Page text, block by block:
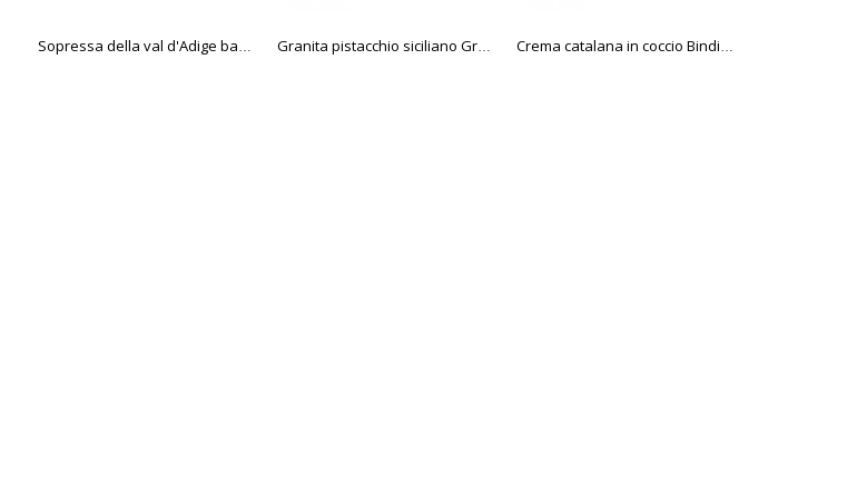
Sopressa della val d'Adige baby 1000 gr Granita pistacchio siciliano Gransicily Crema catalana in coccio Bindi 115 gr.